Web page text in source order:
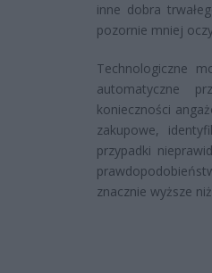
inne dobra
pozornie mniej
Technologiczne
automatyczne
konieczności
zakupowe,
przypadki
znacznie wyższe